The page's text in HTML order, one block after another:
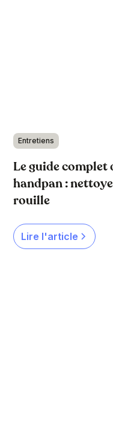
Entretiens
Le guide
handpan :
rouille
Lire l'article